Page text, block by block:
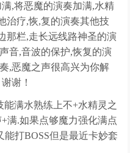
,将恶魔的演奏加满,水精
治疗,恢,复的演奏其他技
那栏,走长远线路神圣的演
音,音波的保护,恢复的演
,恶魔之声很高兴为你解
谢！
满水熟练上不+水精灵之
满.如果点够魔力强化满点
打BOSS但是最近卡妙套